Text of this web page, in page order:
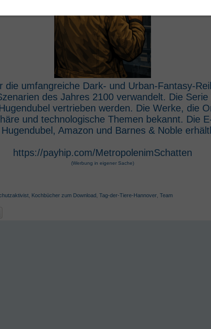
umfangreiche Dark- und Urban-Fantasy-
des Jahres 2100 verwandelt. Die
vertrieben werden. Die Werke, die
und technologische Themen bekannt. Die
Amazon und Barnes & Noble
https://payhip.com/MetropolenimSchatten
(Werbung in eigener Sache)
, Kochbücher zum Download, Tag-der-Tiere-Hannover, Team